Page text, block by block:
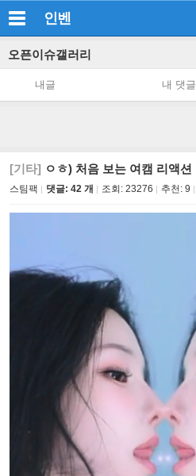
인벤
오픈이슈갤러리
내글 내 댓글
[기타] ㅇㅎ) 처음 보는 여캠 리액션
스팀팩 댓글: 42 개 조회: 23276 추천: 9